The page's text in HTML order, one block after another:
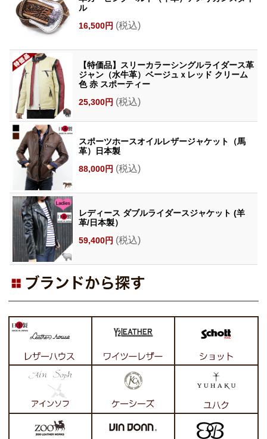
ル
16,500円 (税込)
【特価品】スリーカラーシングルライダース革
ジャン（水牛革）ベージュｘレッド クリーム
色 赤 スポーティー
25,300円 (税込)
スポーツホースオイルレザージャケット（馬
革）日本製
88,000円 (税込)
レディース ダブルライダースジャケット (羊
革/日本製）
59,400円 (税込)